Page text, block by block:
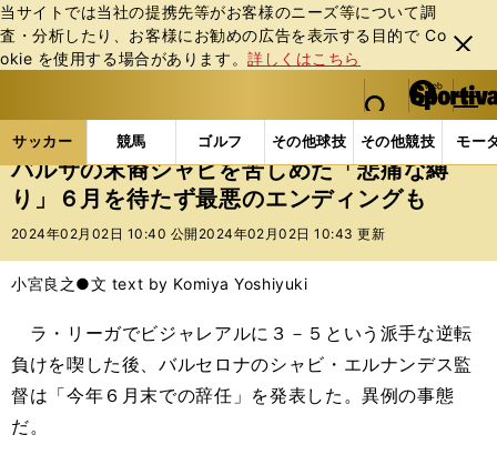
当サイトでは当社の提携先等がお客様のニーズ等について調
査・分析したり、お客様にお勧めの広告を表⽰する⽬的で Co
okie を使⽤する場合があります。詳しくはこちら
閉じ
る
web Sportiva (webスポルティーバ)
検索
マイペ
ー
ジ
メニュ
サッカー 競馬 ゴルフ その他球技 その他競技 モー
ス
ポ
ル
バ
サッカーの記事一覧 海外サッカー 海外サッカー
バルサの末裔シャビを苦しめた「悲痛な縛
り」６月を待たず最悪のエンディングも
2024年02月02日 10:40 公開 2024年02月02日 10:43 更新
小宮良之●文 text by Komiya Yoshiyuki
ラ・リーガでビジャレアルに３－５という派手な逆転
負けを喫した後、バルセロナのシャビ・エルナンデス監
督は「今年６月末での辞任」を発表した。異例の事態
だ。